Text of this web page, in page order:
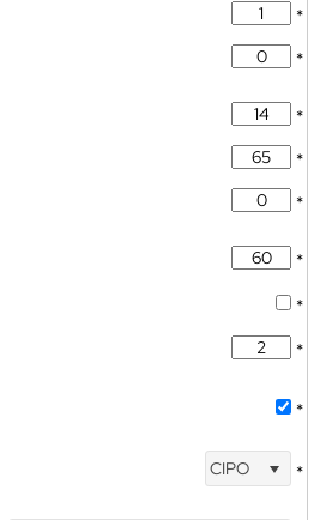
*
*
*
*
*
*
*
*
*
CIPO *